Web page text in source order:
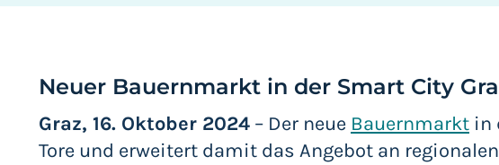
Neuer Bauernmarkt in der Smart City
Graz, 16. Oktober 2024 – Der neue Bauernmarkt in
Tore und erweitert damit das Angebot an